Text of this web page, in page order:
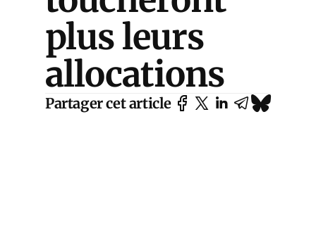
plus leurs
allocations
Partager cet article